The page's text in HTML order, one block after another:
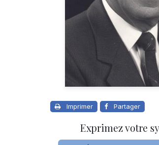
Imprimer Partager
Exprimez votre